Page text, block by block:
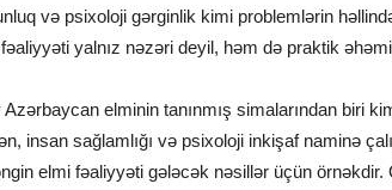
və psixoloji gərginlik kimi problemlərin
yalnız nəzəri deyil, həm də praktik
Azərbaycan elminin tanınmış simalarından biri
insan sağlamlığı və psixoloji inkişaf naminə
elmi fəaliyyəti gələcək nəsillər üçün